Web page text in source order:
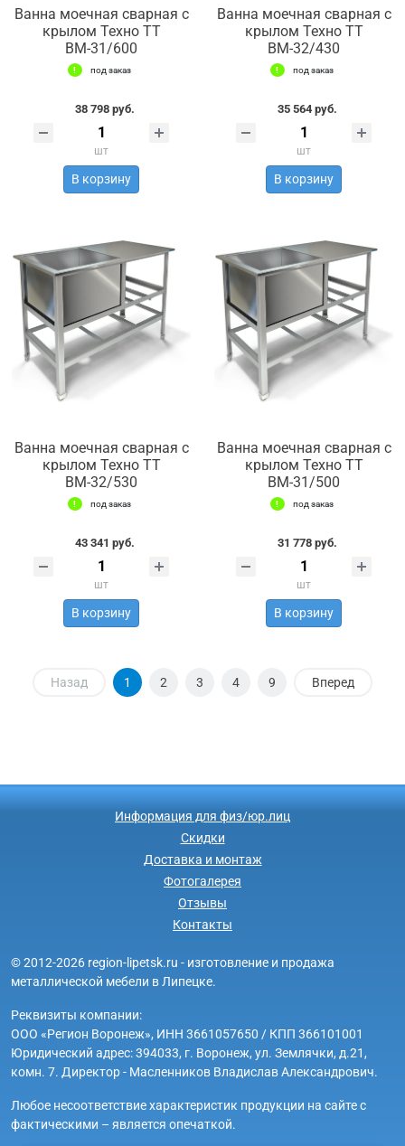
Ванна моечная сварная с
крылом Техно ТТ
ВМ-31/600
под заказ
38 798 руб.
шт
В корзину
Ванна моечная сварная с
крылом Техно ТТ
ВМ-32/430
под заказ
35 564 руб.
шт
В корзину
Ванна моечная сварная с
крылом Техно ТТ
ВМ-32/530
под заказ
43 341 руб.
шт
В корзину
Ванна моечная сварная с
крылом Техно ТТ
ВМ-31/500
под заказ
31 778 руб.
шт
В корзину
Назад 1 2 3 4 9 Вперед
Информация для физ/юр.лиц
Скидки
Доставка и монтаж
Фотогалерея
Отзывы
Контакты
© 2012-2026 region-lipetsk.ru - изготовление и продажа
металлической мебели в Липецке.
Реквизиты компании:
ООО «Регион Воронеж», ИНН 3661057650 / КПП 366101001
Юридический адрес: 394033, г. Воронеж, ул. Землячки, д.21,
комн. 7. Директор - Масленников Владислав Александрович.
Любое несоответствие характеристик продукции на сайте с
фактическими – является опечаткой.